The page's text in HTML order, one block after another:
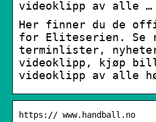
videoklipp av alle …
Her finner du de
for Eliteserien. Se
terminlister,
videoklipp, kjøp
videoklipp av alle
https:// www.handball.no